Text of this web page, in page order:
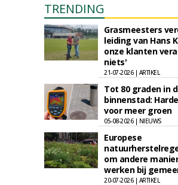
TRENDING
Grasmeesters
leiding van Hans
onze klanten
niets'
21-07-2026 | ARTIKEL
Tot 80 graden in
binnenstad:
voor meer groen
05-08-2026 | NIEUWS
Europese
om andere
werken bij
20-07-2026 | ARTIKEL